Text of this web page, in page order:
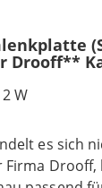
Drooff**
W
es sich
Firma Drooff,